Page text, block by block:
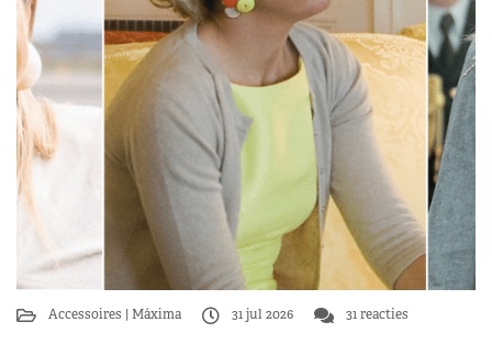
Accessoires Máxima 31 jul 2026 31 reacties